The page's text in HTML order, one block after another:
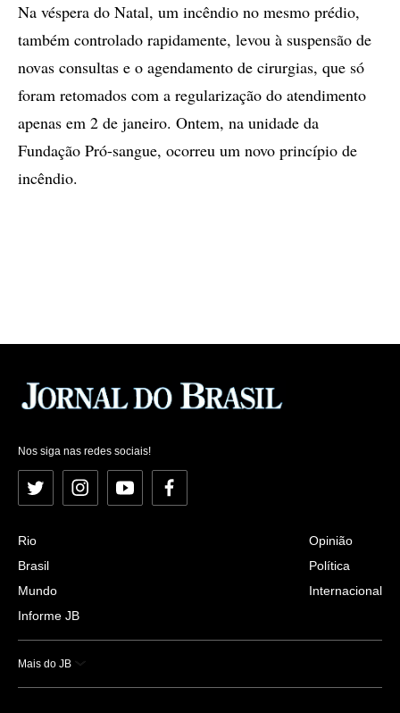
Na véspera do Natal, um incêndio no mesmo prédio,
também controlado rapidamente, levou à suspensão de
novas consultas e o agendamento de cirurgias, que só
foram retomados com a regularização do atendimento
apenas em 2 de janeiro. Ontem, na unidade da
Fundação Pró-sangue, ocorreu um novo princípio de
incêndio.
Nos siga nas redes sociais!
Twitter InstagramYouTubeFacebook
Rio
Brasil
Mundo
Informe JB
Opinião
Política
Internacional
Mais do JB
Esportes